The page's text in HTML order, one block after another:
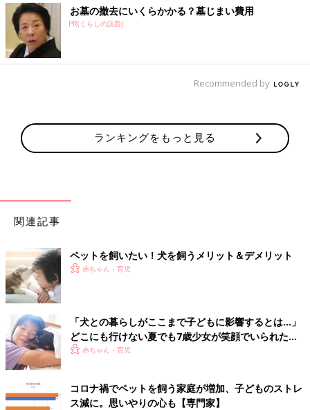
お墓の撤去にいくらかかる？墓じまい費用
PR(くらしの話題)
Recommended by
ランキングをもっと見る
関連記事
ペットを飼いたい！犬を飼うメリット＆デメリット
赤ちゃん・育児
「犬との暮らしがここまで子どもに影響するとは…」
どこにも行けない夏でも7歳少女が笑顔でいられた理
由 赤ちゃん・育児
コロナ禍でペットを飼う家庭が増加、子どものストレ
ス減に。思いやりの心も【専門家】